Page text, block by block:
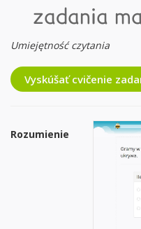
zadania
Umiejętność czytania
Vyskúšať cvičenie
Rozumienie